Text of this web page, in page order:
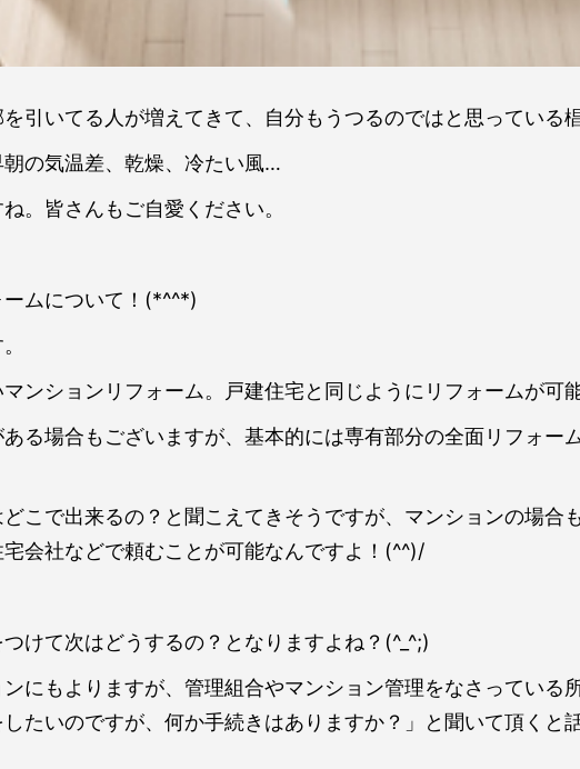
引いてる人が増えてきて、自分もうつるのではと思っている
の気温差、乾燥、冷たい風…
。皆さんもご自愛ください。
ムについて！(*^^*)
ンションリフォーム。戸建住宅と同じようにリフォームが可能
る場合もございますが、基本的には専有部分の全面リフォー
こで出来るの？と聞こえてきそうですが、マンションの場合
会社などで頼むことが可能なんですよ！(^^)/
けて次はどうするの？となりますよね？(^_^;)
にもよりますが、管理組合やマンション管理をなさっている
たいのですが、何か手続きはありますか？」と聞いて頂くと